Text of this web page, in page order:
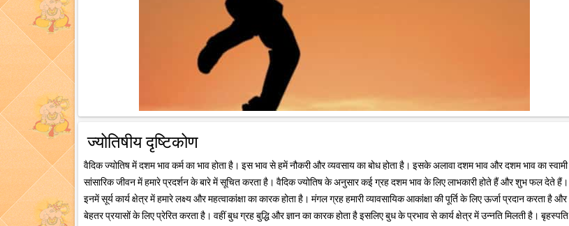
ज्योतिषीय दृष्टिकोण
वैदिक ज्योतिष में दशम भाव कर्म का भाव होता है। इस भाव से हमें नौकरी और व्यवसाय का बोध होता है। इसके अलावा दशम भाव और दशम भाव का स्वामी
सांसारिक जीवन में हमारे प्रदर्शन के बारे में सूचित करता है। वैदिक ज्योतिष के अनुसार कई ग्रह दशम भाव के लिए लाभकारी होते हैं और शुभ फल देते हैं।
इनमें सूर्य कार्य क्षेत्र में हमारे लक्ष्य और महत्वाकांक्षा का कारक होता है। मंगल ग्रह हमारी व्यावसायिक आकांक्षा की पूर्ति के लिए ऊर्जा प्रदान करता है और
बेहतर प्रयासों के लिए प्रेरित करता है। वहीं बुध ग्रह बुद्धि और ज्ञान का कारक होता है इसलिए बुध के प्रभाव से कार्य क्षेत्र में उन्नति मिलती है। बृहस्पति